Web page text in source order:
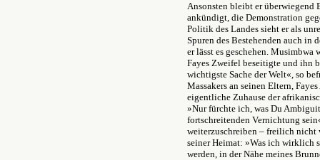
Ansonsten bleibt er überwiegend
ankündigt, die Demonstration
Politik des Landes sieht er als
Spuren des Bestehenden auch in
er lässt es geschehen. Musimbwa
Fayes Zweifel beseitigte und ihn
wichtigste Sache der Welt«, so
Massakers an seinen Eltern,
eigentliche Zuhause der
»Nur fürchte ich, was Du
fortschreitenden Vernichtung
weiterzuschreiben – freilich
seiner Heimat: »Was ich wirklich
werden, in der Nähe meines